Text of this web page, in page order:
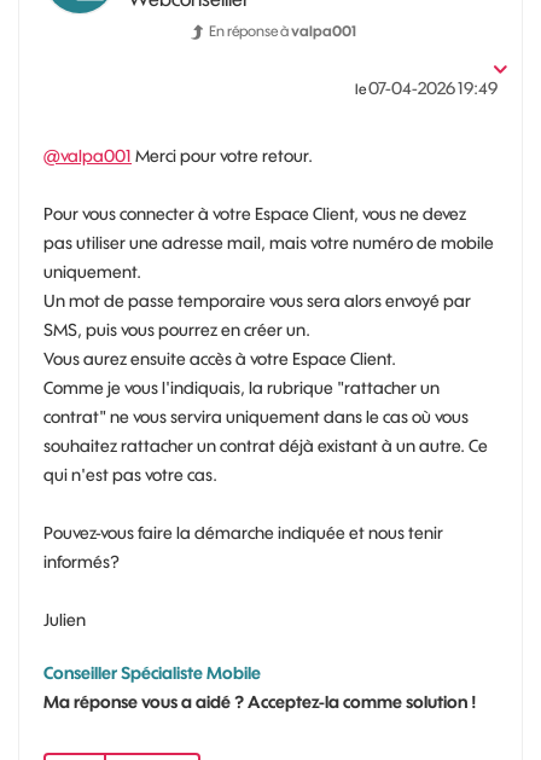
En réponse àvalpa001
le‎07-04-202619:49
@valpa001 Merci pour votre retour.
Pour vous connecter à votre Espace Client, vous ne devez
pas utiliser une adresse mail, mais votre numéro de mobile
uniquement.
Un mot de passe temporaire vous sera alors envoyé par
SMS, puis vous pourrez en créer un.
Vous aurez ensuite accès à votre Espace Client.
Comme je vous l'indiquais, la rubrique "rattacher un
contrat" ne vous servira uniquement dans le cas où vous
souhaitez rattacher un contrat déjà existant à un autre. Ce
qui n'est pas votre cas.
Pouvez-vous faire la démarche indiquée et nous tenir
informés?
Julien
Conseiller Spécialiste Mobile
Ma réponse vous a aidé ? Acceptez-la comme solution !